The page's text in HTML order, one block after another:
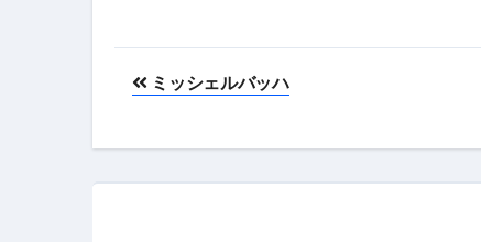
【何も言わなくても通じ合う
投
ナ
ミッシェルバッハ